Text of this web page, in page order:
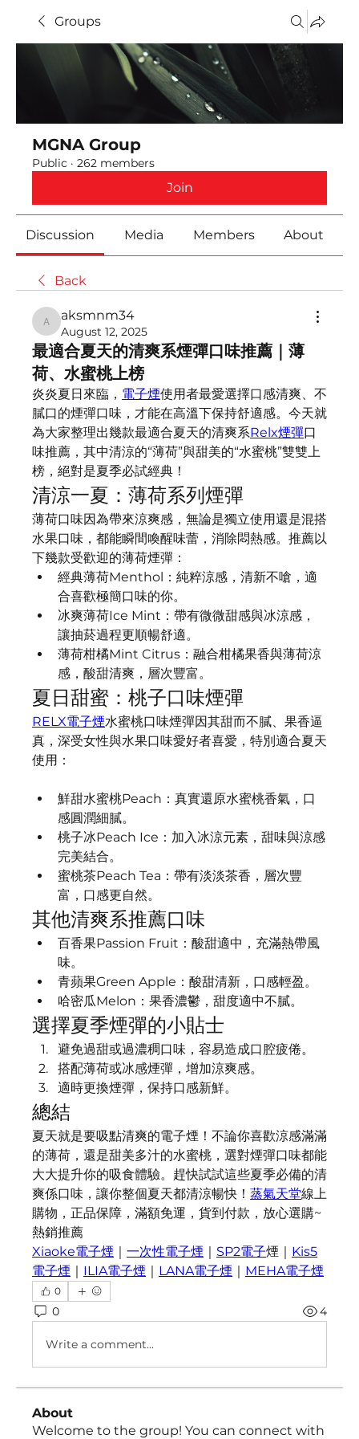
Groups
MGNA Group
Public · 262 members
Join
Discussion Media Members About
Back
aksmnm34
aksmnm34
August 12, 2025
最適合夏天的清爽系煙彈口味推薦｜薄
荷、水蜜桃上榜
炎炎夏日來臨， 電子煙使用者最愛選擇口感清爽、不
膩口的煙彈口味，才能在高溫下保持舒適感。今天就
為大家整理出幾款最適合夏天的清爽系Relx煙彈口
味推薦，其中清涼的“薄荷”與甜美的“水蜜桃”雙雙上
榜，絕對是夏季必試經典！
清涼一夏：薄荷系列煙彈
薄荷口味因為帶來涼爽感，無論是獨立使用還是混搭
水果口味，都能瞬間喚醒味蕾，消除悶熱感。推薦以
下幾款受歡迎的薄荷煙彈：
經典薄荷Menthol：純粹涼感，清新不嗆，適
合喜歡極簡口味的你。
冰爽薄荷Ice Mint：帶有微微甜感與冰涼感，
讓抽菸過程更順暢舒適。
薄荷柑橘Mint Citrus：融合柑橘果香與薄荷涼
感，酸甜清爽，層次豐富。
夏日甜蜜：桃子口味煙彈
RELX電子煙水蜜桃口味煙彈因其甜而不膩、果香逼
真，深受女性與水果口味愛好者喜愛，特別適合夏天
使用：
鮮甜水蜜桃Peach：真實還原水蜜桃香氣，口
感圓潤細膩。
桃子冰Peach Ice：加入冰涼元素，甜味與涼感
完美結合。
蜜桃茶Peach Tea：帶有淡淡茶香，層次豐
富，口感更自然。
其他清爽系推薦口味
百香果Passion Fruit：酸甜適中，充滿熱帶風
味。
青蘋果Green Apple：酸甜清新，口感輕盈。
哈密瓜Melon：果香濃鬱，甜度適中不膩。
選擇夏季煙彈的小貼士
避免過甜或過濃稠口味，容易造成口腔疲倦。
搭配薄荷或冰感煙彈，增加涼爽感。
適時更換煙彈，保持口感新鮮。
總結
夏天就是要吸點清爽的電子煙！不論你喜歡涼感滿滿
的薄荷，還是甜美多汁的水蜜桃，選對煙彈口味都能
大大提升你的吸食體驗。趕快試試這些夏季必備的清
爽係口味，讓你整個夏天都清涼暢快！ 蒸氣天堂線上
購物，正品保障，滿額免運，貨到付款，放心選購~
熱銷推薦
Xiaoke電子煙 ｜ 一次性電子煙 ｜ SP2電子煙｜ Kis5
電子煙 ｜ ILIA電子煙 ｜ LANA電子煙 ｜ MEHA電子煙
0
0 4
Write a comment...
About
Welcome to the group! You can connect with